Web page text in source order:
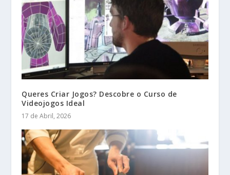
Queres Criar Jogos? Descobre o Curso de
Videojogos Ideal
17 de Abril, 2026